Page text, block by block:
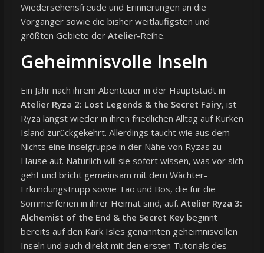
Wiedersehensfreude und Erinnerungen an die
Vorgänger sowie die bisher weitläufigsten und
größten Gebiete der Atelier-Reihe.
Geheimnisvolle Inseln
Ein Jahr nach ihrem Abenteuer in der Hauptstadt in
Atelier Ryza 2: Lost Legends & the Secret Fairy, ist
Ryza längst wieder in ihren friedlichen Alltag auf Kurken
Island zurückgekehrt. Allerdings taucht wie aus dem
Nichts eine Inselgruppe in der Nähe von Ryzas zu
Hause auf. Natürlich will sie sofort wissen, was vor sich
geht und bricht gemeinsam mit dem Wächter-
Erkundungstrupp sowie Tao und Bos, die für die
Sommerferien in ihrer Heimat sind, auf. Atelier Ryza 3:
Alchemist of the End & the Secret Keybeginnt
bereits auf den Kark Isles genannten geheimnisvollen
Inseln und auch direkt mit den ersten Tutorials des